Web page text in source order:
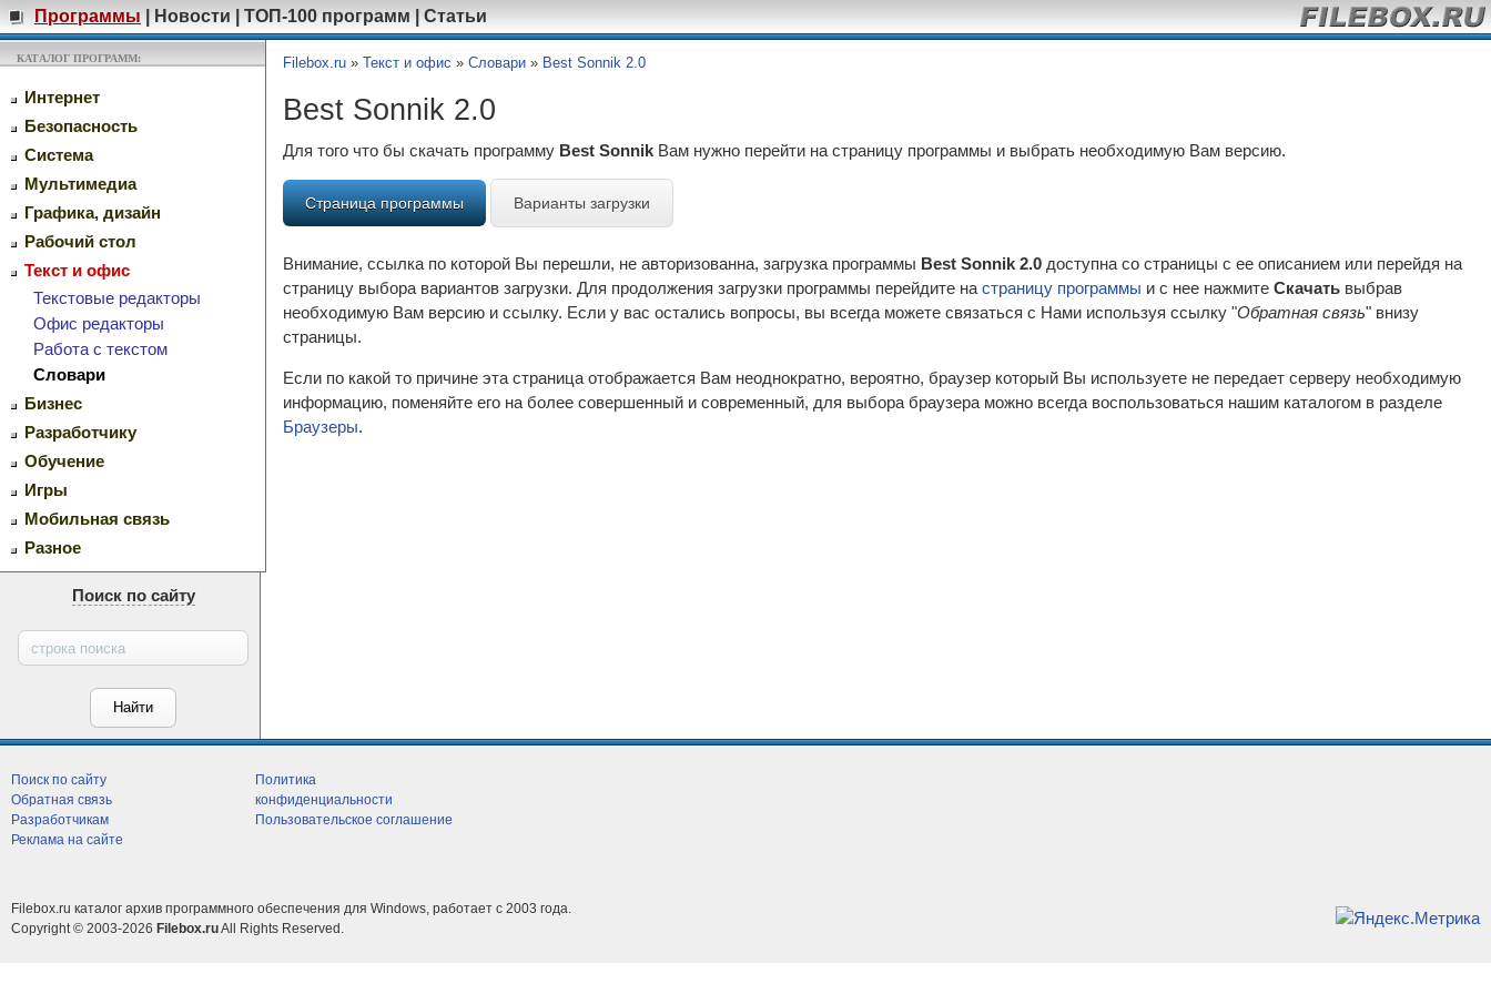
Программы Новости ТОП-100 программ Статьи
КАТАЛОГ ПРОГРАММ:
Интернет
Безопасность
Система
Мультимедиа
Графика, дизайн
Рабочий стол
Текст и офис
Текстовые редакторы
Офис редакторы
Работа с текстом
Словари
Бизнес
Разработчику
Обучение
Игры
Мобильная связь
Разное
Поиск по сайту
Filebox.ru » Текст и офис » Словари » Best Sonnik 2.0
Best Sonnik 2.0
Для того что бы скачать программу Best Sonnik Вам нужно перейти на страницу программы и выбрать необходимую Вам версию.
Страница программы Варианты загрузки
Внимание, ссылка по которой Вы перешли, не авторизованна, загрузка программы Best Sonnik 2.0 доступна со страницы с ее описанием или перейдя на
страницу выбора вариантов загрузки. Для продолжения загрузки программы перейдите на страницу программы и с нее нажмите Скачать выбрав
необходимую Вам версию и ссылку. Если у вас остались вопросы, вы всегда можете связаться с Нами используя ссылку "Обратная связь" внизу
страницы.
Если по какой то причине эта страница отображается Вам неоднократно, вероятно, браузер который Вы используете не передает серверу необходимую
информацию, поменяйте его на более совершенный и современный, для выбора браузера можно всегда воспользоваться нашим каталогом в разделе
Браузеры.
Поиск по сайту
Обратная связь
Разработчикам
Реклама на сайте
Политика
конфиденциальности
Пользовательское соглашение
Filebox.ru каталог архив программного обеспечения для Windows, работает с 2003 года.
Copyright © 2003-2026 Filebox.ruAll Rights Reserved.